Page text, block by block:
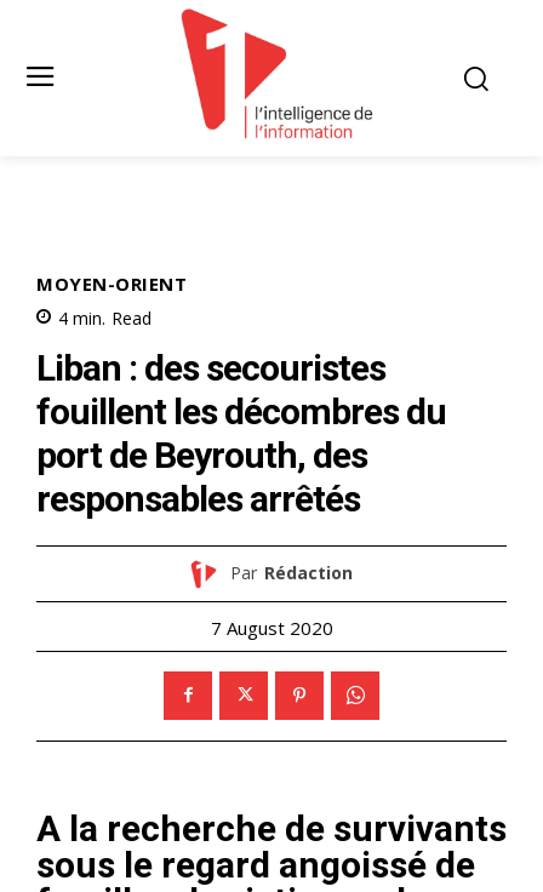
MOYEN-ORIENT
4 min. Read
Liban : des secouristes
fouillent les décombres du
port de Beyrouth, des
responsables arrêtés
Par Rédaction
7 August 2020
A la recherche de survivants
sous le regard angoissé de